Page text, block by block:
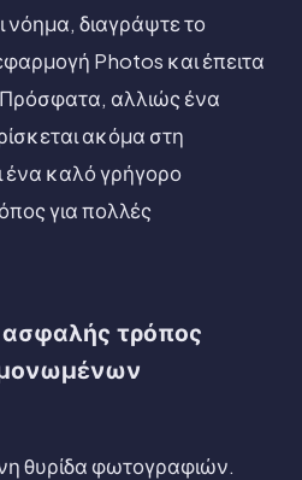
νόημα, διαγράψτε το
Photos και έπειτα
αλλιώς ένα
ακόμα στη
ένα καλό γρήγορο
για πολλές
ασφαλής τρόπος
θυρίδα φωτογραφιών.